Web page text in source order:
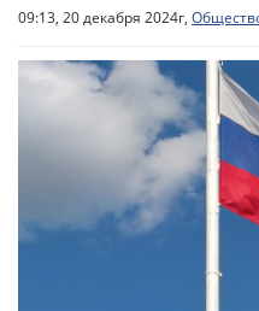
09:13, 20 декабря 2024г,